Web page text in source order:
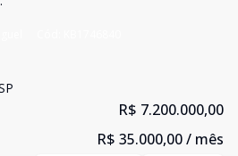
R$ 7.200.000,00
R$ 35.000,00/ mês